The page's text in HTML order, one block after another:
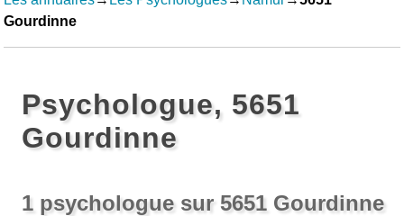
Gourdinne
Psychologue, 5651
Gourdinne
1 psychologue sur 5651 Gourdinne